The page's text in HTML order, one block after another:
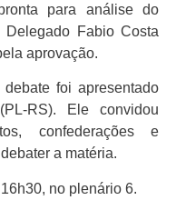
para análise do
Delegado Fabio Costa
aprovação.
foi apresentado
RS). Ele convidou
confederações e
a matéria.
no plenário 6.